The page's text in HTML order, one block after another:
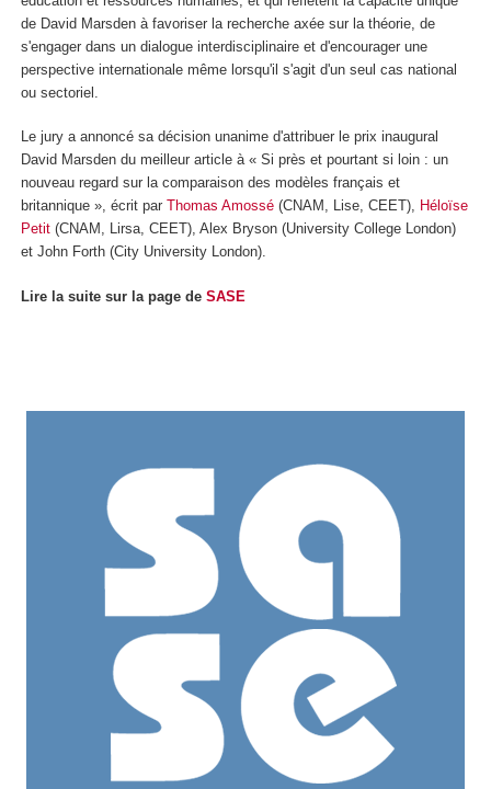
de David Marsden à favoriser la recherche axée sur la théorie, de
s'engager dans un dialogue interdisciplinaire et d'encourager une
perspective internationale même lorsqu'il s'agit d'un seul cas national
ou sectoriel.
Le jury a annoncé sa décision unanime d'attribuer le prix inaugural
David Marsden du meilleur article à « Si près et pourtant si loin : un
nouveau regard sur la comparaison des modèles français et
britannique », écrit par Thomas Amossé (CNAM, Lise, CEET), Héloïse
Petit (CNAM, Lirsa, CEET), Alex Bryson (University College London)
et John Forth (City University London).
Lire la suite sur la page de SASE